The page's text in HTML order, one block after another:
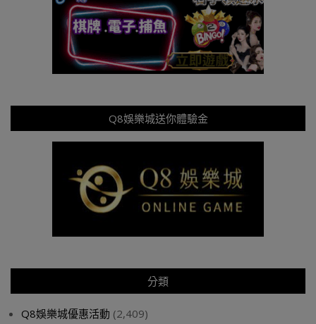
Q8娛樂城送你體驗金
分類
Q8娛樂城優惠活動 (2,409)